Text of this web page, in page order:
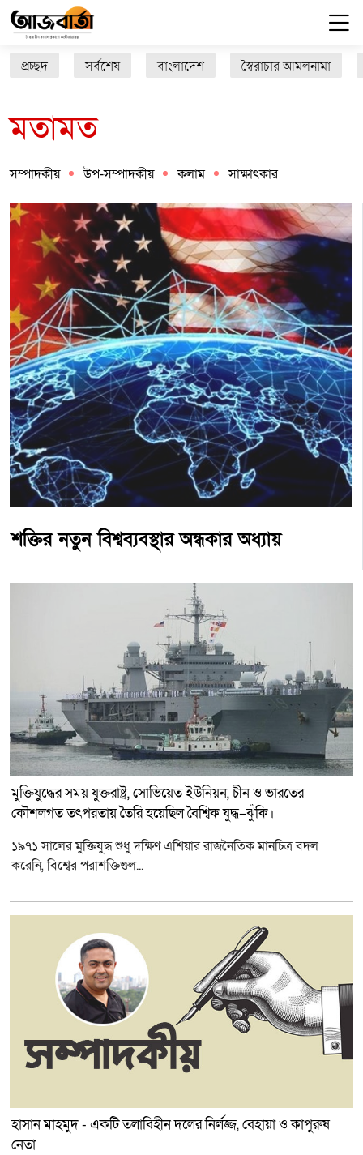
প্রচ্ছদ সর্বশেষ বাংলাদেশ স্বৈরাচার আমলনামা
মতামত
সম্পাদকীয় উপ-সম্পাদকীয় কলাম সাক্ষাৎকার
শক্তির নতুন বিশ্বব্যবস্থার অন্ধকার অধ্যায়
মুক্তিযুদ্ধের সময় যুক্তরাষ্ট্র, সোভিয়েত ইউনিয়ন, চীন ও ভারতের
কৌশলগত তৎপরতায় তৈরি হয়েছিল বৈশ্বিক যুদ্ধ–ঝুঁকি।
১৯৭১ সালের মুক্তিযুদ্ধ শুধু দক্ষিণ এশিয়ার রাজনৈতিক মানচিত্র বদল
করেনি, বিশ্বের পরাশক্তিগুল...
হাসান মাহমুদ - একটি তলাবিহীন দলের নির্লজ্জ, বেহায়া ও কাপুরুষ
নেতা